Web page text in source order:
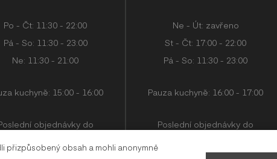
Po - Čt: 11:30 - 22:00
Pá - So: 11:30 - 23:00
Ne: 11:30 - 21:00
kuchyně: 15:00 - 16:00
objednávky do
přijímáme 45 minut
Ne - Út: zavřeno
St - Čt: 17:00 - 22:00
Pá - So: 11:30 - 23:00
Pauza kuchyně: 16:00 - 17:00
Poslední objednávky do
kuchyně přijímáme 45 minut
přizpůsobený obsah a mohli anonymně